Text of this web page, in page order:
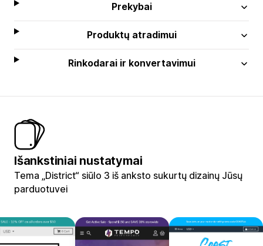
Prekybai
Produktų atradimui
Rinkodarai ir konvertavimui
Išankstiniai nustatymai
Tema „District“ siūlo 3 iš anksto sukurtų dizainų Jūsų
parduotuvei